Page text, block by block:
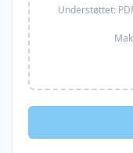
Understøttet: